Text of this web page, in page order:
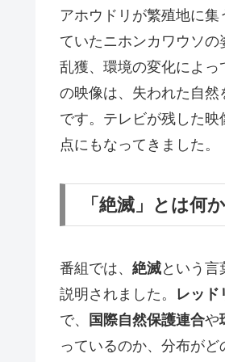
アホウドリが繁殖地に
ていたニホンカワウソ
乱獲、環境の変化によ
の映像は、失われた自
です。テレビが残した
点にもなってきました。
「絶滅」とは何
番組では、 絶滅という
説明されました。 レッド
で、
国際自然保護連合や
っているのか、分布が